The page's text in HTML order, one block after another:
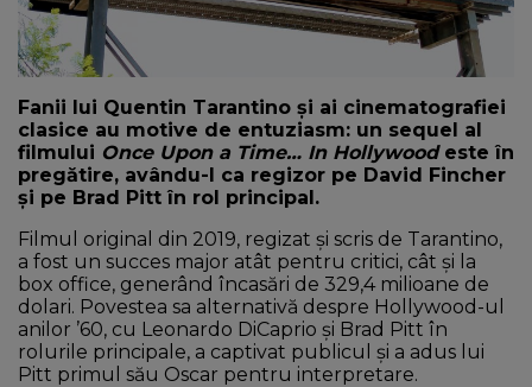
Fanii lui Quentin Tarantino și ai cinematografiei
clasice au motive de entuziasm: un sequel al
filmului Once Upon a Time… In Hollywoodeste în
pregătire, avându-l ca regizor pe David Fincher
și pe Brad Pitt în rol principal.
Filmul original din 2019, regizat și scris de Tarantino,
a fost un succes major atât pentru critici, cât și la
box office, generând încasări de 329,4 milioane de
dolari. Povestea sa alternativă despre Hollywood-ul
anilor ’60, cu Leonardo DiCaprio și Brad Pitt în
rolurile principale, a captivat publicul și a adus lui
Pitt primul său Oscar pentru interpretare.